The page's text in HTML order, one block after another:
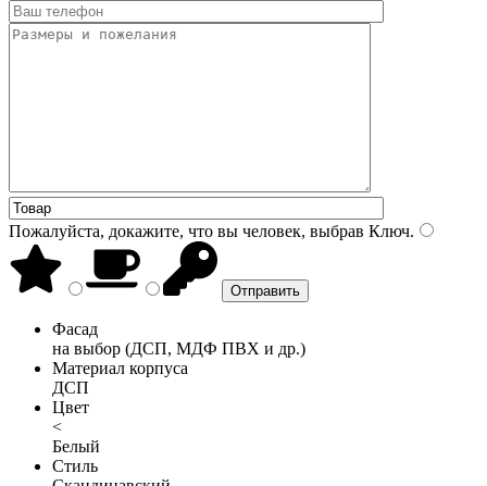
Пожалуйста, докажите, что вы человек, выбрав Ключ.
Фасад
на выбор (ДСП, МДФ ПВХ и др.)
Материал корпуса
ДСП
Цвет
<
Белый
Стиль